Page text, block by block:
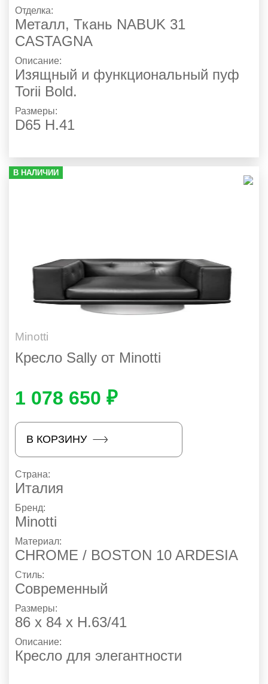
Отделка:
Металл, Ткань NABUK 31
CASTAGNA
Описание:
Изящный и функциональный пуф
Torii Bold.
Размеры:
D65 H.41
В НАЛИЧИИ
Minotti
Кресло Sally от Minotti
1 078 650 ₽
В КОРЗИНУ
Страна:
Италия
Бренд:
Minotti
Материал:
CHROME / BOSTON 10 ARDESIA
Стиль:
Современный
Размеры:
86 х 84 х H.63/41
Описание:
Кресло для элегантности